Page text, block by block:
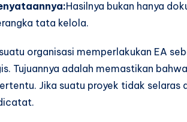
Hasilnya bukan hanya
tata kelola.
organisasi memperlakukan EA
Tujuannya adalah memastikan
Jika suatu proyek tidak selaras